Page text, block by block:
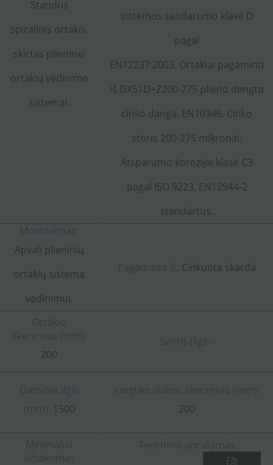
Standus
spiralinis ortakis,
skirtas plieninei
ortakių vėdinimo
sistemai.
sistemos sandarumo klasė D
pagal
EN12237:2003. Ortakiai pagaminti
iš DX51D+Z200-275 plieno dengto
cinko danga, EN10346. Cinko
storis 200-275 mikronai.
Atsparumo korozijai klasė C3
pagal ISO 9223, EN12944-2
standartus.
Montavimas:
Apvali plieninių
ortakių sistema
vėdinimui.
Pagaminta iš: Cinkuota skarda
Ortakio
skersmuo (mm):
200
Svoris (kg): -
Gaminio ilgis
(mm): 1500
Jungties vidinis skersmuo (mm):
200
Minimalus
užsakomas
Techninis aprašymas